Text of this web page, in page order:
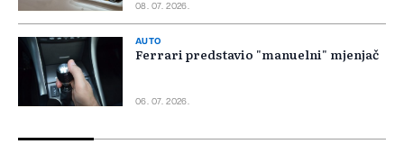
08. 07. 2026.
AUTO
Ferrari predstavio "manuelni" mjenjač
06. 07. 2026.